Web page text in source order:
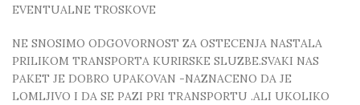
EVENTUALNE TROSKOVE
NE SNOSIMO ODGOVORNOST ZA OSTECENJA NASTALA
PRILIKOM TRANSPORTA KURIRSKE SLUZBE.SVAKI NAS
PAKET JE DOBRO UPAKOVAN -NAZNACENO DA JE
LOMLJIVO I DA SE PAZI PRI TRANSPORTU .ALI UKOLIKO